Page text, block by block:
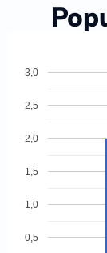
0,5
1,0
1,5
2,0
2,5
3,0